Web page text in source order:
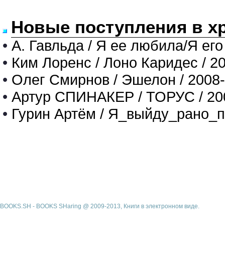
Новые поступления в
• А. Гавльда / Я ее любила/Я
• Ким Лоренс / Лоно Каридес /
• Олег Смирнов / Эшелон /
• Артур СПИНАКЕР / ТОРУС /
• Гурин Артём /
BOOKS.SH - BOOKS SHaring @ 2009-2013, Книги в электронном виде.